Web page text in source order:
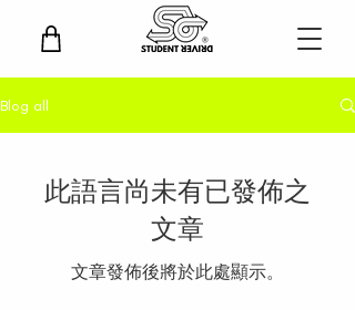
Blog all
此語言尚未有已發佈之
文章
文章發佈後將於此處顯示。